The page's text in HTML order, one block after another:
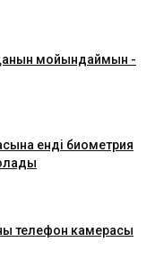
мойындаймын -
енді биометрия
телефон камерасы